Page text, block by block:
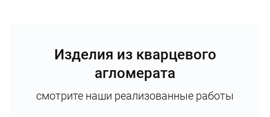
Изделия из кварцевого
агломерата
смотрите наши реализованные работы